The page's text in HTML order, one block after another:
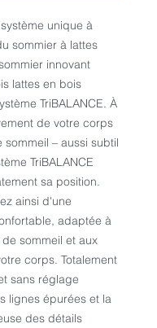
unique à
sommier à lattes
innovant
lattes en bois
TriBALANCE. À
de votre corps
sommeil – aussi subtil
TriBALANCE
sa position.
ainsi d'une
adaptée à
sommeil et aux
corps. Totalement
sans réglage
lignes épurées et la
des détails